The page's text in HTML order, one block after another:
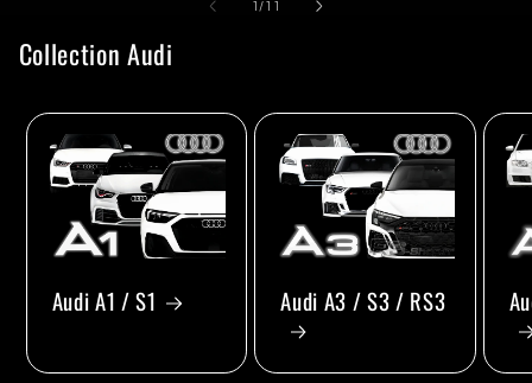
1 /de
11
Collection Audi
Audi A1 / S1 Audi A3 / S3 / RS3